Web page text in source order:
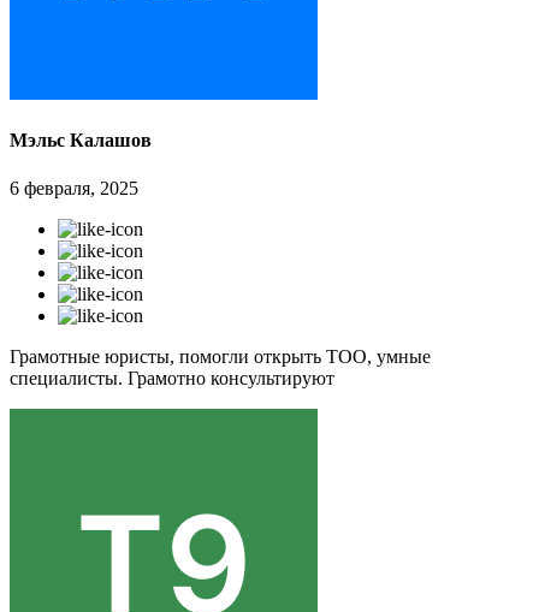
Мэльс Калашов
6 февраля, 2025
Грамотные юристы, помогли открыть ТОО, умные
специалисты. Грамотно консультируют